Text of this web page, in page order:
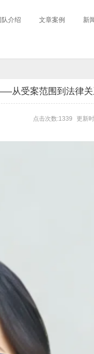
队介绍 文章案例 新
从受案范围到法律
点击次数:1339 更新